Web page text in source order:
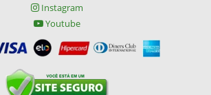
Instagram
Youtube